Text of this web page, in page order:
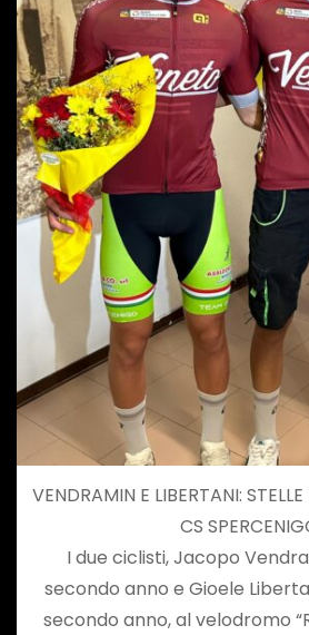
VENDRAMIN E LIBERTANI:
CS
I due ciclisti, Jacopo
secondo anno e Gioele
secondo anno, al velodromo